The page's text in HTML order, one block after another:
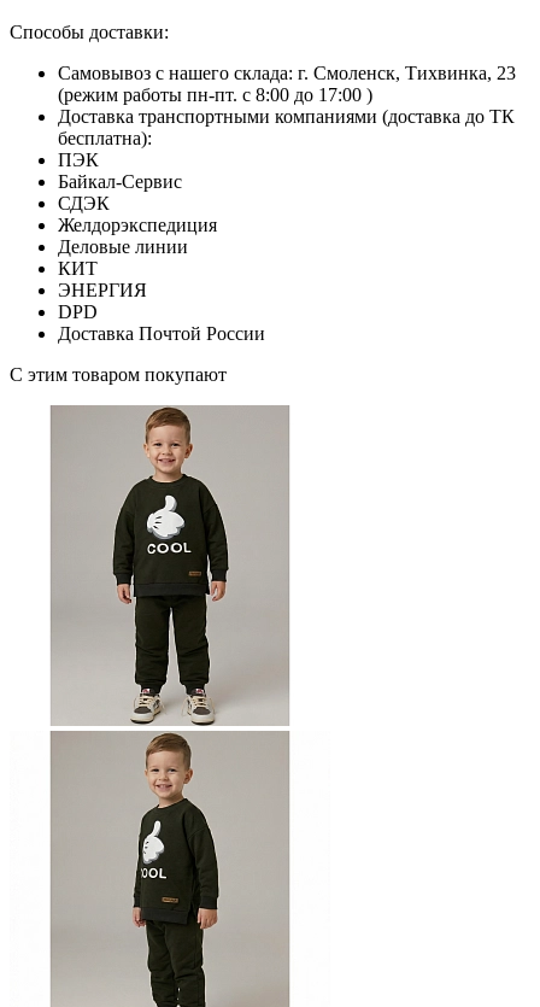
Способы доставки:
Самовывоз с нашего склада: г. Смоленск, Тихвинка, 23
(режим работы пн-пт. с 8:00 до 17:00 )
Доставка транспортными компаниями (доставка до ТК
бесплатна):
ПЭК
Байкал-Сервис
СДЭК
Желдорэкспедиция
Деловые линии
КИТ
ЭНЕРГИЯ
DPD
Доставка Почтой России
С этим товаром покупают